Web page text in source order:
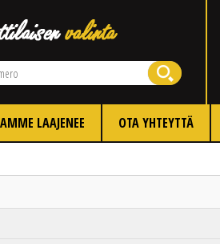
LAAJENEE OTA YHTEYTTÄ